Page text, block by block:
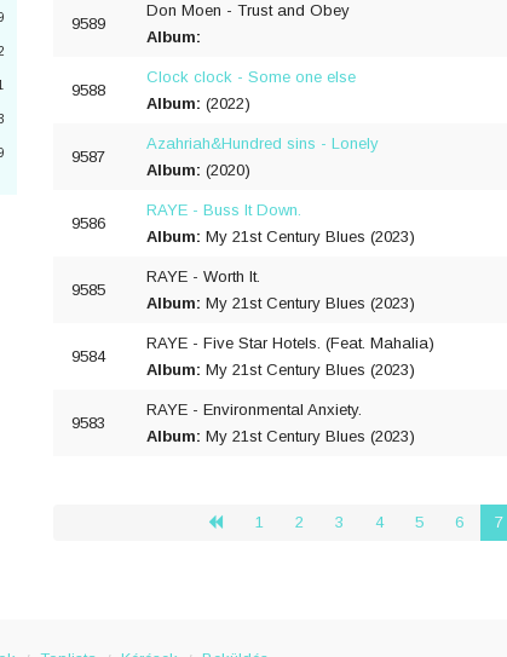
9589
Don Moen - Trust and Obey
Album:
9588
Clock clock - Some one else
Album: (2022)
9587
Azahriah&Hundred sins - Lonely
Album: (2020)
9586
RAYE - Buss It Down.
Album: My 21st Century Blues (2023)
9585
RAYE - Worth It.
Album: My 21st Century Blues (2023)
9584
RAYE - Five Star Hotels. (Feat. Mahalia)
Album: My 21st Century Blues (2023)
9583
RAYE - Environmental Anxiety.
Album: My 21st Century Blues (2023)
1 2 3 4 5 6 7